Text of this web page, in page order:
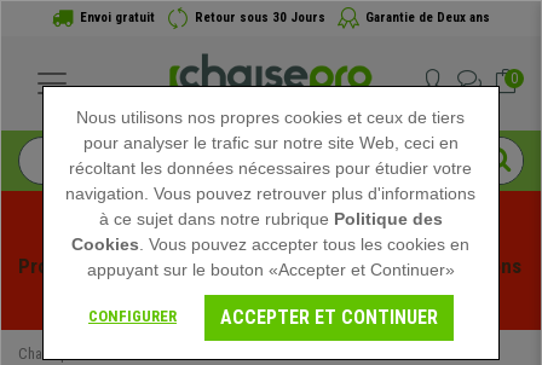
Envoi gratuit Retour sous 30 Jours Garantie de Deux ans
0
Profitez des soldes d'été chez Chaisepro ! Des réductions
exclusives pour une durée limitée - Voir l'offre
Chaisepro
Nous utilisons nos propres cookies et ceux de tiers
pour analyser le trafic sur notre site Web, ceci en
récoltant les données nécessaires pour étudier votre
navigation. Vous pouvez retrouver plus d'informations
à ce sujet dans notre rubrique Politique des
Cookies . Vous pouvez accepter tous les cookies en
appuyant sur le bouton «Accepter et Continuer»
CONFIGURER ACCEPTER ET CONTINUER